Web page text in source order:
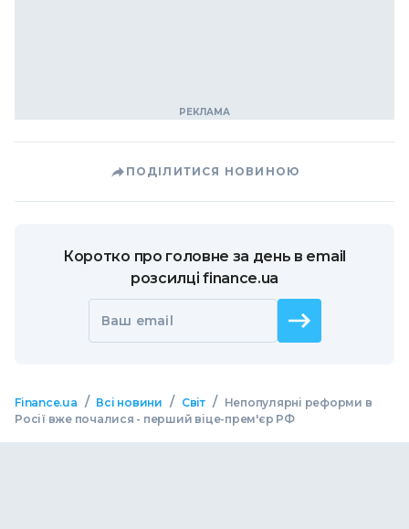
ПОДІЛИТИСЯ НОВИНОЮ
Коротко про головне за день в email
розсилці finance.ua
Ваш email
Finance.ua / Всі новини / Світ /
Непопулярні реформи в
Росії вже почалися - перший віце-прем'єр РФ